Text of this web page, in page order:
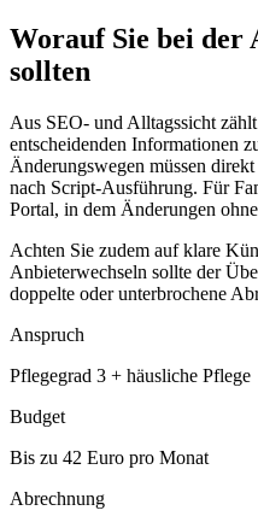
Worauf Sie bei der
sollten
Aus SEO- und Alltagssicht
entscheidenden Informationen
Änderungswegen müssen
nach Script-Ausführung. Für
Portal, in dem Änderungen
Achten Sie zudem auf klare
Anbieterwechseln sollte der
doppelte oder unterbrochene
Anspruch
Pflegegrad 3 + häusliche Pflege
Budget
Bis zu 42 Euro pro Monat
Abrechnung